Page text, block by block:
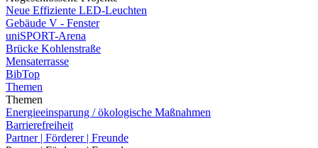
Neue Effiziente LED-Leuchten
Gebäude V - Fenster
uniSPORT-Arena
Brücke Kohlenstraße
Mensaterrasse
BibTop
Themen
Themen
Energieeinsparung / ökologische Maßnahmen
Barrierefreiheit
Partner | Förderer | Freunde